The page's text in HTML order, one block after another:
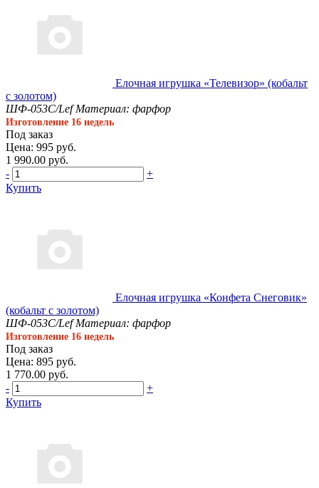
Елочная игрушка «Телевизор» (кобальт
с золотом)
ШФ-053С/Lef Материал: фарфор
Изготовление 16 недель
Под заказ
Цена: 995 руб.
1 990.00 руб.
-
+
Купить
Елочная игрушка «Конфета Снеговик»
(кобальт с золотом)
ШФ-053С/Lef Материал: фарфор
Изготовление 16 недель
Под заказ
Цена: 895 руб.
1 770.00 руб.
-
+
Купить